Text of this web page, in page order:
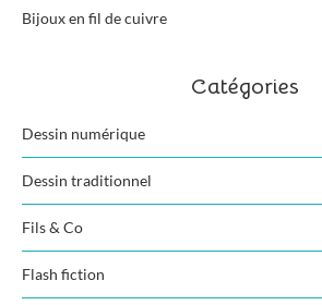
Bijoux en fil de cuivre
Catégories
Dessin numérique
Dessin traditionnel
Fils & Co
Flash fiction